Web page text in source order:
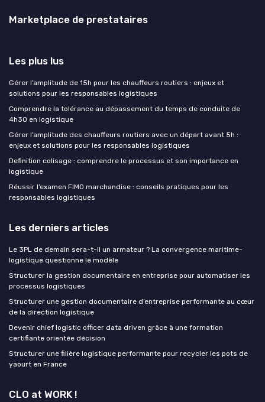
Marketplace de prestataires
Les plus lus
Gérer l’amplitude de 15h pour les chauffeurs routiers : enjeux et
solutions pour les responsables logistiques
Comprendre la tolérance au dépassement du temps de conduite de
4h30 en logistique
Gérer l’amplitude des chauffeurs routiers avec un départ avant 5h :
enjeux et solutions pour les responsables logistiques
Definition colisage : comprendre le processus et son importance en
logistique
Réussir l’examen FIMO marchandise : conseils pratiques pour les
responsables logistiques
Les derniers articles
Le 3PL de demain sera-t-il un armateur ? La convergence maritime-
logistique questionne le modèle
Structurer la gestion documentaire en entreprise pour automatiser les
processus logistiques
Structurer une gestion documentaire d’entreprise performante au cœur
de la direction logistique
Devenir chief logistic officer data driven grâce à une formation
certifiante orientée décision
Structurer une filière logistique performante pour recycler les pots de
yaourt en France
CLO at WORK !